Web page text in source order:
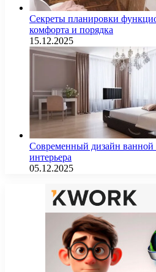
Секреты планировки
комфорта и порядка
15.12.2025
Современный дизайн ванной
интерьера
05.12.2025